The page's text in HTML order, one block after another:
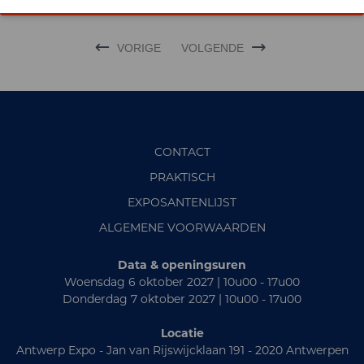
VORIGE VOLGENDE
CONTACT
PRAKTISCH
EXPOSANTENLIJST
ALGEMENE VOORWAARDEN
Data & openingsuren
Woensdag 6 oktober 2027 | 10u00 - 17u00
Donderdag 7 oktober 2027 | 10u00 - 17u00
Locatie
Antwerp Expo - Jan van Rijswijcklaan 191 - 2020 Antwerpen